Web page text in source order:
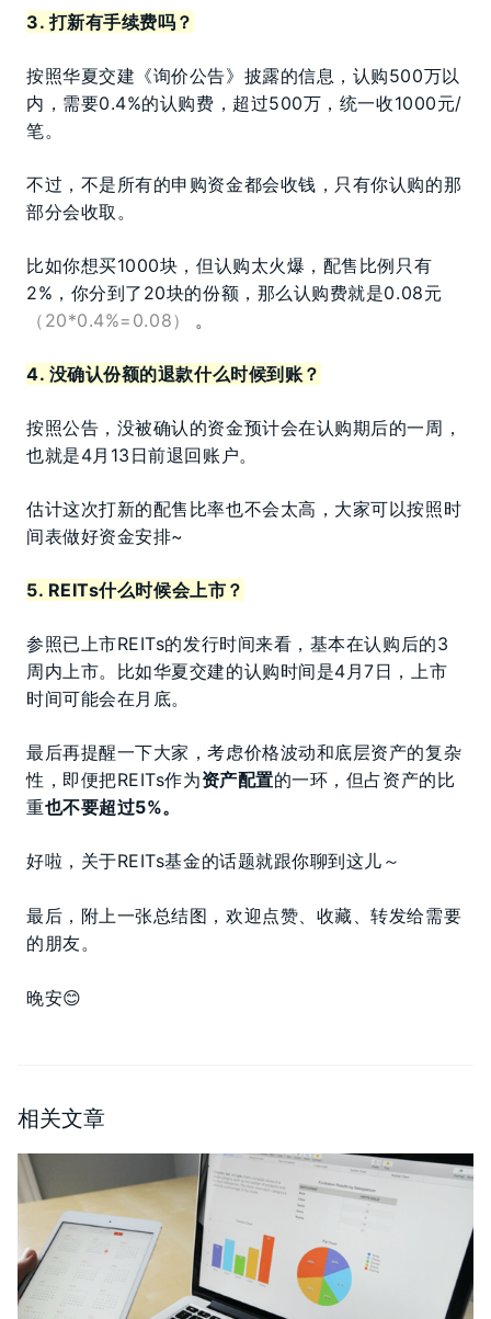
3. 打新有手续费吗？
按照华夏交建《询价公告》披露的信息，认购500万以
内，需要0.4%的认购费，超过500万，统一收1000元/
笔。
不过，不是所有的申购资金都会收钱，只有你认购的那
部分会收取。
比如你想买1000块，但认购太火爆，配售比例只有
2%，你分到了20块的份额，那么认购费就是0.08元
（20*0.4%=0.08）
。
4. 没确认份额的退款什么时候到账？
按照公告，没被确认的资金预计会在认购期后的一周，
也就是4月13日前退回账户。
估计这次打新的配售比率也不会太高，大家可以按照时
间表做好资金安排~
5. REITs什么时候会上市？
参照已上市REITs的发行时间来看，基本在认购后的3
周内上市。比如华夏交建的认购时间是4月7日，上市
时间可能会在月底。
最后再提醒一下大家，考虑价格波动和底层资产的复杂
性，即便把REITs作为资产配置的一环，但占资产的比
重也不要超过5%。
好啦，关于REITs基金的话题就跟你聊到这儿～
最后，附上一张总结图，欢迎点赞、收藏、转发给需要
的朋友。
晚安😊
相关文章